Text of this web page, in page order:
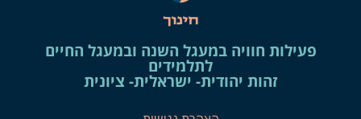
פעילות חוויה במעגל השנה ובמעגל החיים
לתלמידים
זהות יהודית- ישראלית- ציונית